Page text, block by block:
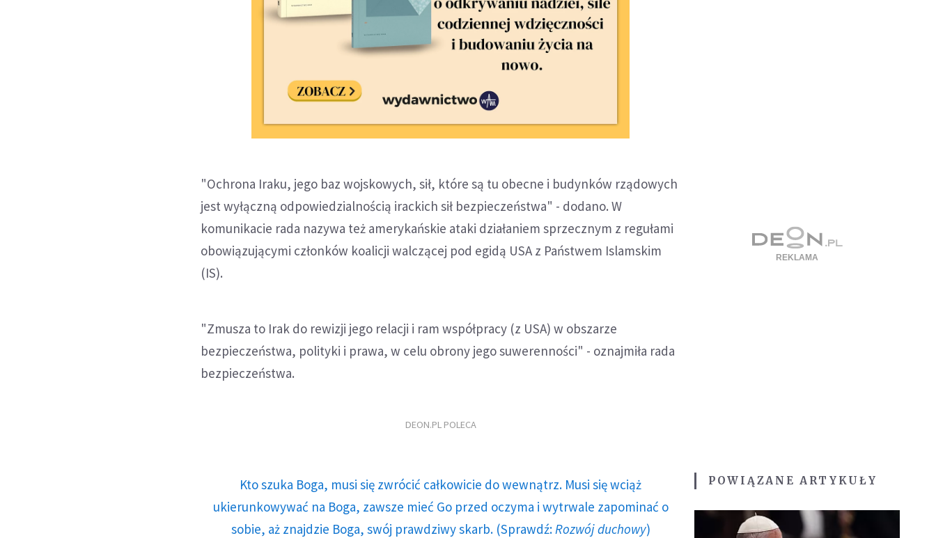
"Ochrona Iraku, jego baz wojskowych, sił, które są tu obecne i budynków rządowych
jest wyłączną odpowiedzialnością irackich sił bezpieczeństwa" - dodano. W
komunikacie rada nazywa też amerykańskie ataki działaniem sprzecznym z regułami
obowiązującymi członków koalicji walczącej pod egidą USA z Państwem Islamskim
(IS).
"Zmusza to Irak do rewizji jego relacji i ram współpracy (z USA) w obszarze
bezpieczeństwa, polityki i prawa, w celu obrony jego suwerenności" - oznajmiła rada
bezpieczeństwa.
DEON.PL POLECA
Kto szuka Boga, musi się zwrócić całkowicie do wewnątrz. Musi się wciąż
ukierunkowywać na Boga, zawsze mieć Go przed oczyma i wytrwale zapominać o
sobie, aż znajdzie Boga, swój prawdziwy skarb. (Sprawdź: Rozwój duchowy)
POWIĄZANE ARTYKUŁY